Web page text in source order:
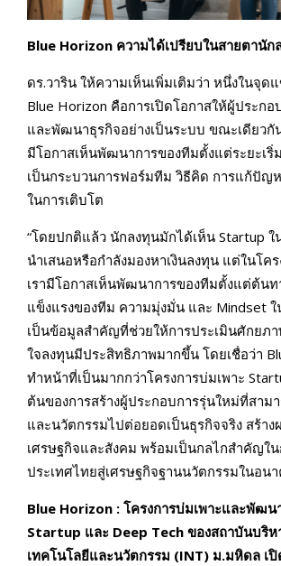
Blue Horizon ความได้เปรียบในสายตานัก
ดร.วาริน ให้ความเห็นเพิ่มเติมว่า หนึ่งในจุด
Blue Horizon คือการเปิดโอกาสให้ผู้ประกอ
และพัฒนาธุรกิจอย่างเป็นระบบ ขณะเดียวกั
มีโอกาสเห็นพัฒนาการของทีมตั้งแต่ระยะเริ่
เป็นกระบวนการฟอร์มทีม วิธีคิด การแก้ปัญ
ในการเติบโต
“โดยปกติแล้ว นักลงทุนมักได้เห็น Startup
นำเสนอหรือกำลังมองหาเงินลงทุน แต่ในโค
เรามีโอกาสเห็นพัฒนาการของทีมตั้งแต่ต้นท
แข็งแรงของทีม ความมุ่งมั่น และ Mindset ใ
เป็นข้อมูลสำคัญที่ช่วยให้การประเมินศักยภ
ใจลงทุนมีประสิทธิภาพมากขึ้น โดยเชื่อว่า
ทำหน้าที่เป็นมากกว่าโครงการบ่มเพาะ
ต้นของการสร้างผู้ประกอบการรุ่นใหม่ที่สาม
และนวัตกรรมไปต่อยอดเป็นธุรกิจจริง สร้าง
เศรษฐกิจและสังคม พร้อมเป็นกลไกสำคัญใ
ประเทศไทยสู่เศรษฐกิจฐานนวัตกรรมในอนา
Blue Horizon : โครงการบ่มเพาะและพัฒ
Startup และ Deep Tech ของสถาบันบริห
เทคโนโลยีและนวัตกรรม (INT) ม.มหิดล เ